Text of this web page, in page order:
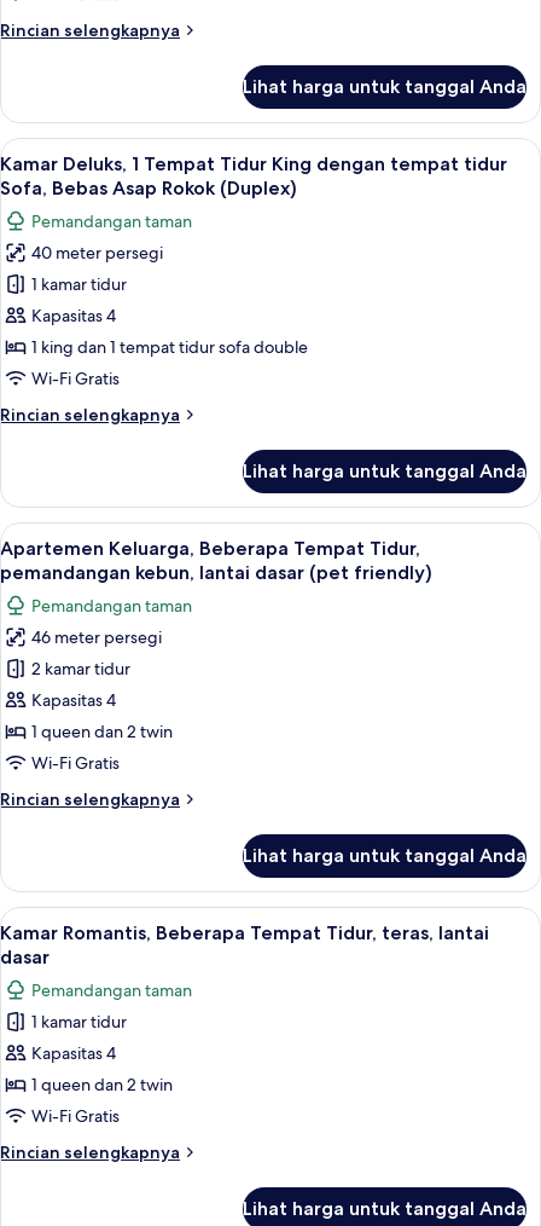
dengan
Sofa,
balkon,
pemandangan
kebun
Rincian selengkapnya
Rincian
Kamar
Desain,
1
Tempat
King
dengan
tempat
tidur
Sofa,
pemandangan
kebun
Lihat harga untuk tanggal Anda
Lihat
semua
foto
untuk
Kamar
Deluks,
1
Tempat
Tidur
dengan
Sofa,
Bebas
Asap
Rokok
(Duplex)
Kamar Deluks, 1 Tempat Tidur King
14
Kamar Deluks, 1 Tempat Tidur King dengan tempat tidur
Sofa, Bebas Asap Rokok (Duplex)
Pemandangan taman
40 meter persegi
1 kamar tidur
Kapasitas 4
1 king dan 1 tempat tidur sofa double
Wi-Fi Gratis
Rincian selengkapnya
Rincian
Kamar
Deluks,
1
Tempat
Tidur
King
dengan
tempat
tidur
Sofa,
Asap
Rokok
Lihat harga untuk tanggal Anda
Lihat
semua
foto
untuk
Apartemen
Keluarga,
Beberapa
Tempat
Tidur,
kebun,
(pet
friendly)
Apartemen Keluarga, Beberapa
15
Apartemen Keluarga, Beberapa Tempat Tidur,
pemandangan kebun, lantai dasar (pet friendly)
Pemandangan taman
46 meter persegi
2 kamar tidur
Kapasitas 4
1 queen dan 2 twin
Wi-Fi Gratis
Rincian selengkapnya
Rincian
Apartemen
Keluarga,
Beberapa
Tempat
pemandangan
kebun,
lantai
dasar
(pet
Lihat harga untuk tanggal Anda
Lihat
semua
foto
untuk
Kamar
Romantis,
Beberapa
Tempat
Tidur,
teras,
Kamar Romantis, Beberapa Tempat
9
Kamar Romantis, Beberapa Tempat Tidur, teras, lantai
dasar
Pemandangan taman
1 kamar tidur
Kapasitas 4
1 queen dan 2 twin
Wi-Fi Gratis
Rincian selengkapnya
Rincian
Lihat harga untuk tanggal Anda